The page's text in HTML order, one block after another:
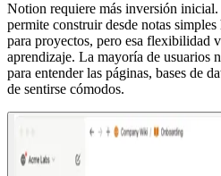
Notion requiere más inversión
permite construir desde notas simples
para proyectos, pero esa flexibilidad
aprendizaje. La mayoría de usuarios
para entender las páginas, bases de
de sentirse cómodos.